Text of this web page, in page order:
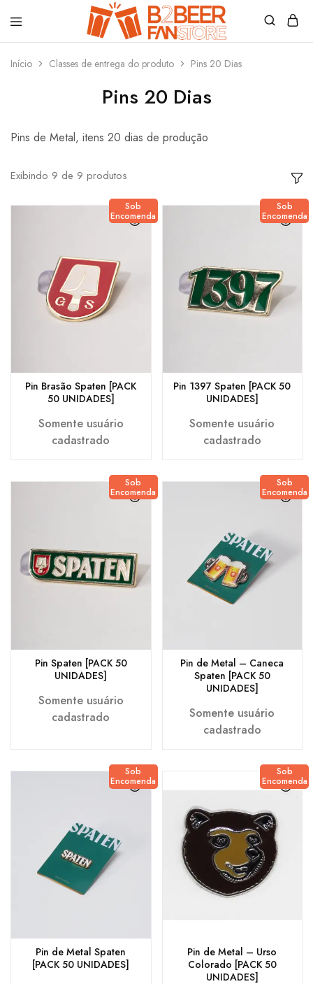
B2beerfanstore
Início Classes de entrega do produto Pins 20 Dias
Pins 20 Dias
Pins de Metal, itens 20 dias de produção
Exibindo 9 de 9 produtos
Sob
Encomenda
Pin Brasão Spaten [PACK
50 UNIDADES]
Somente usuário
cadastrado
Sob
Encomenda
Pin 1397 Spaten [PACK 50
UNIDADES]
Somente usuário
cadastrado
Sob
Encomenda
Pin Spaten [PACK 50
UNIDADES]
Somente usuário
cadastrado
Sob
Encomenda
Pin de Metal – Caneca
Spaten [PACK 50
UNIDADES]
Somente usuário
cadastrado
Sob
Encomenda
Pin de Metal Spaten
[PACK 50 UNIDADES]
Sob
Encomenda
Pin de Metal – Urso
Colorado [PACK 50
UNIDADES]